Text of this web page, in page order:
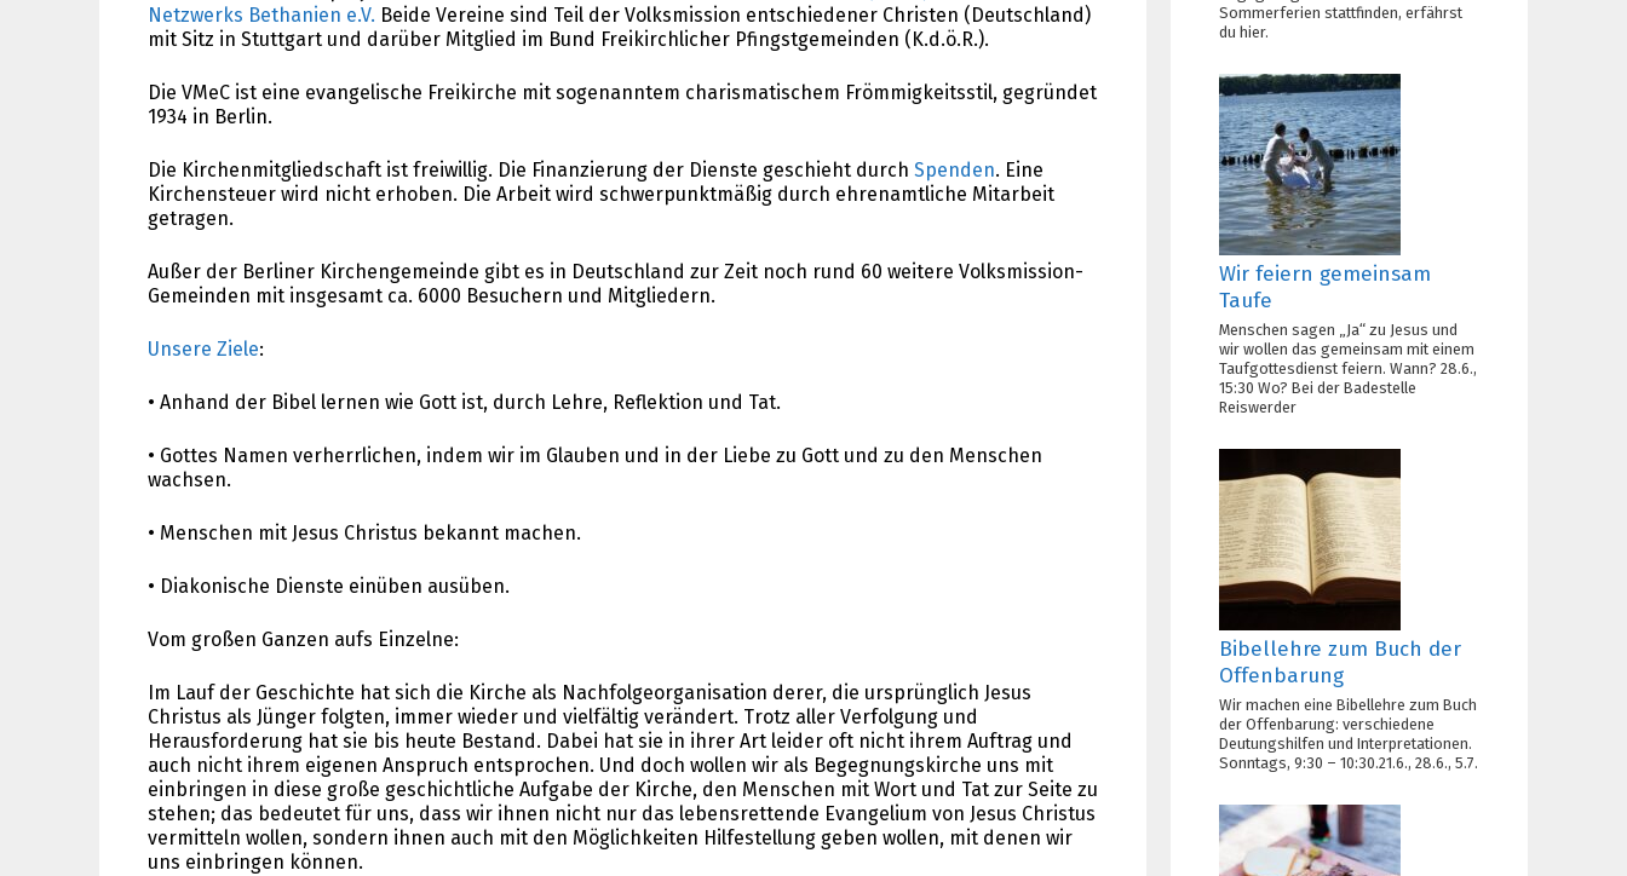
Netzwerks Bethanien e.V. Beide Vereine sind Teil der Volksmission entschiedener Christen (Deutschland)
mit Sitz in Stuttgart und darüber Mitglied im Bund Freikirchlicher Pfingstgemeinden (K.d.ö.R.).
Die VMeC ist eine evangelische Freikirche mit sogenanntem charismatischem Frömmigkeitsstil, gegründet
1934 in Berlin.
Die Kirchenmitgliedschaft ist freiwillig. Die Finanzierung der Dienste geschieht durch Spenden. Eine
Kirchensteuer wird nicht erhoben. Die Arbeit wird schwerpunktmäßig durch ehrenamtliche Mitarbeit
getragen.
Außer der Berliner Kirchengemeinde gibt es in Deutschland zur Zeit noch rund 60 weitere Volksmission-
Gemeinden mit insgesamt ca. 6000 Besuchern und Mitgliedern.
Unsere Ziele:
• Anhand der Bibel lernen wie Gott ist, durch Lehre, Reflektion und Tat.
• Gottes Namen verherrlichen, indem wir im Glauben und in der Liebe zu Gott und zu den Menschen
wachsen.
• Menschen mit Jesus Christus bekannt machen.
• Diakonische Dienste einüben ausüben.
Vom großen Ganzen aufs Einzelne:
Im Lauf der Geschichte hat sich die Kirche als Nachfolgeorganisation derer, die ursprünglich Jesus
Christus als Jünger folgten, immer wieder und vielfältig verändert. Trotz aller Verfolgung und
Herausforderung hat sie bis heute Bestand. Dabei hat sie in ihrer Art leider oft nicht ihrem Auftrag und
auch nicht ihrem eigenen Anspruch entsprochen. Und doch wollen wir als Begegnungskirche uns mit
einbringen in diese große geschichtliche Aufgabe der Kirche, den Menschen mit Wort und Tat zur Seite zu
stehen; das bedeutet für uns, dass wir ihnen nicht nur das lebensrettende Evangelium von Jesus Christus
vermitteln wollen, sondern ihnen auch mit den Möglichkeiten Hilfestellung geben wollen, mit denen wir
uns einbringen können.
Sommerferien stattfinden, erfährst
du hier.
Wir feiern gemeinsam
Taufe
Menschen sagen „Ja“ zu Jesus und
wir wollen das gemeinsam mit einem
Taufgottesdienst feiern. Wann? 28.6.,
15:30 Wo? Bei der Badestelle
Reiswerder
Bibellehre zum Buch der
Offenbarung
Wir machen eine Bibellehre zum Buch
der Offenbarung: verschiedene
Deutungshilfen und Interpretationen.
Sonntags, 9:30 – 10:30.21.6., 28.6., 5.7.